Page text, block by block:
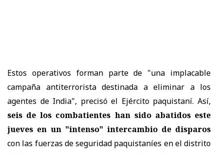
Estos operativos forman parte de "una implacable
campaña antiterrorista destinada a eliminar a los
agentes de India", precisó el Ejército paquistaní. Así,
seis de los combatientes han sido abatidos este
jueves en un "intenso" intercambio de disparos
con las fuerzas de seguridad paquistaníes en el distrito